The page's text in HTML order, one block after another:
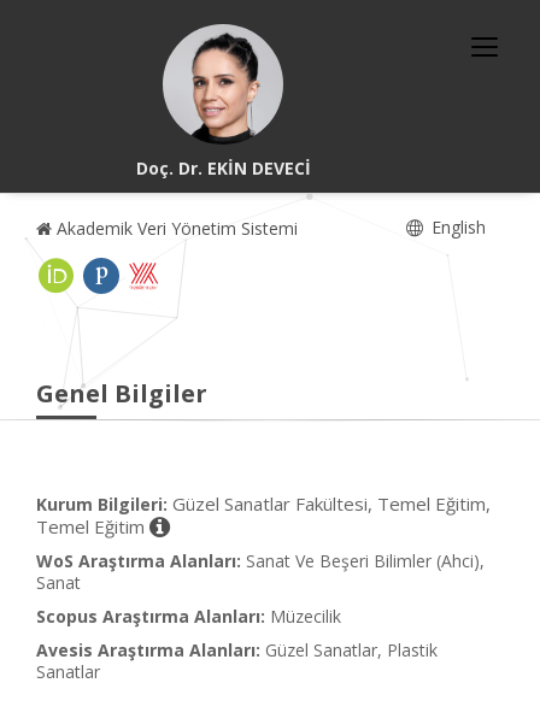
Doç. Dr. EKİN DEVECİ
Akademik Veri Yönetim Sistemi English
Genel Bilgiler
Kurum Bilgileri: Güzel Sanatlar Fakültesi, Temel Eğitim,
Temel Eğitim
WoS Araştırma Alanları: Sanat Ve Beşeri Bilimler (Ahci),
Sanat
Scopus Araştırma Alanları: Müzecilik
Avesis Araştırma Alanları: Güzel Sanatlar, Plastik
Sanatlar